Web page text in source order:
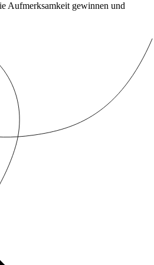
Aufmerksamkeit gewinnen und